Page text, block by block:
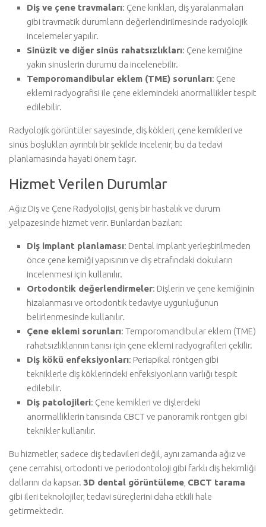
Diş ve çene travmaları: Çene kırıkları, diş yaralanmaları
gibi travmatik durumların değerlendirilmesinde radyolojik
incelemeler yapılır.
Sinüzit ve diğer sinüs rahatsızlıkları: Çene kemiğine
yakın sinüslerin durumu da incelenebilir.
Temporomandibular eklem (TME) sorunları: Çene
eklemi radyografisi ile çene eklemindeki anormallikler tespit
edilebilir.
Radyolojik görüntüler sayesinde, diş kökleri, çene kemikleri ve
sinüs boşlukları ayrıntılı bir şekilde incelenir, bu da tedavi
planlamasında hayati önem taşır.
Hizmet Verilen Durumlar
Ağız Diş ve Çene Radyolojisi, geniş bir hastalık ve durum
yelpazesinde hizmet verir. Bunlardan bazıları:
Diş implant planlaması: Dental implant yerleştirilmeden
önce çene kemiği yapısının ve diş etrafındaki dokuların
incelenmesi için kullanılır.
Ortodontik değerlendirmeler: Dişlerin ve çene kemiğinin
hizalanması ve ortodontik tedaviye uygunluğunun
belirlenmesinde kullanılır.
Çene eklemi sorunları: Temporomandibular eklem (TME)
rahatsızlıklarının tanısı için çene eklemi radyografileri çekilir.
Diş kökü enfeksiyonları: Periapikal röntgen gibi
tekniklerle diş köklerindeki enfeksiyonların varlığı tespit
edilebilir.
Diş patolojileri: Çene kemikleri ve dişlerdeki
anormalliklerin tanısında CBCT ve panoramik röntgen gibi
teknikler kullanılır.
Bu hizmetler, sadece diş tedavileri değil, aynı zamanda ağız ve
çene cerrahisi, ortodonti ve periodontoloji gibi farklı diş hekimliği
dallarını da kapsar. 3D dental görüntüleme CBCT tarama
gibi ileri teknolojiler, tedavi süreçlerini daha etkili hale
getirmektedir.